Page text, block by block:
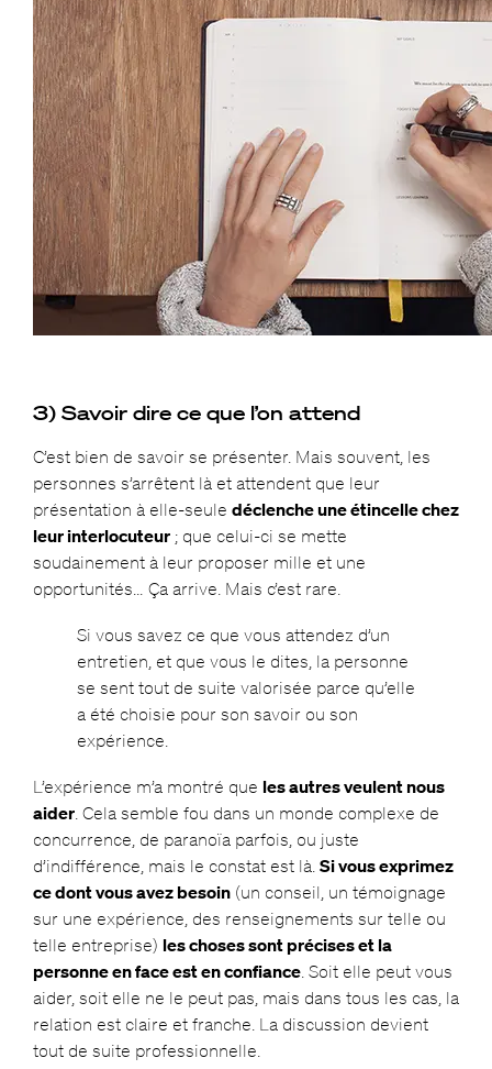
3) Savoir dire ce que l’on attend
C’est bien de savoir se présenter. Mais souvent, les
personnes s’arrêtent là et attendent que leur
présentation à elle-seule déclenche une étincelle chez
leur interlocuteur; que celui-ci se mette
soudainement à leur proposer mille et une
opportunités… Ça arrive. Mais c’est rare.
Si vous savez ce que vous attendez d’un
entretien, et que vous le dites, la personne
se sent tout de suite valorisée parce qu’elle
a été choisie pour son savoir ou son
expérience.
L’expérience m’a montré que les autres veulent nous
aider. Cela semble fou dans un monde complexe de
concurrence, de paranoïa parfois, ou juste
d’indifférence, mais le constat est là. Si vous exprimez
ce dont vous avez besoin(un conseil, un témoignage
sur une expérience, des renseignements sur telle ou
telle entreprise) les choses sont précises et la
personne en face est en confiance. Soit elle peut vous
aider, soit elle ne le peut pas, mais dans tous les cas, la
relation est claire et franche. La discussion devient
tout de suite professionnelle.